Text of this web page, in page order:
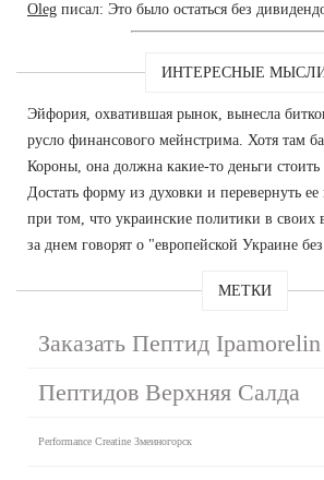
Oleg писал: Это было остаться без
ИНТЕРЕСНЫЕ
Эйфория, охватившая рынок, вынесла
русло финансового мейнстрима. Хотя там
Короны, она должна какие-то деньги стоить
Достать форму из духовки и перевернуть
при том, что украинские политики в своих
за днем говорят о "европейской Украине
МЕТКИ
Заказать Пептид
Пептидов Верхняя Салда
Performance Creatine Змеиногорск